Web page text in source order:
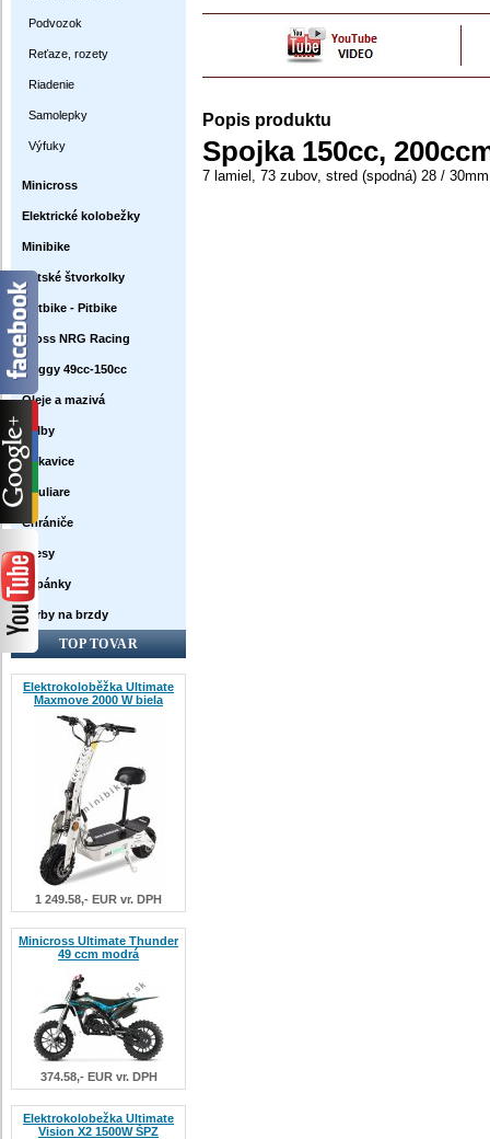
Podvozok
Reťaze, rozety
Riadenie
Samolepky
Výfuky
Minicross
Elektrické kolobežky
Minibike
Detské štvorkolky
Dirtbike - Pitbike
Cross NRG Racing
Buggy 49cc-150cc
Oleje a mazivá
Prilby
Rukavice
Okuliare
Chrániče
Dresy
Topánky
Farby na brzdy
TOP TOVAR
Elektrokoloběžka Ultimate
Maxmove 2000 W biela
1 249.58,- EUR vr. DPH
Minicross Ultimate Thunder
49 ccm modrá
374.58,- EUR vr. DPH
Elektrokolobežka Ultimate
Vision X2 1500W ŠPZ
Popis produktu
Spojka 150cc,
7 lamiel, 73 zubov, stred (spodná) 28 /